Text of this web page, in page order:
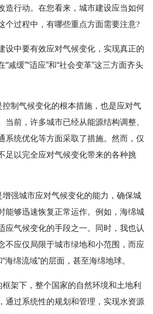
造行动。在您看来，城市建设应当如何
个过程中，有哪些重点方面需要注意?
设中要有效应对气候变化，实现真正的
减缓”“适应”和“社会变革”这三方面齐头
控制气候变化的根本措施，也是应对气
当前，许多城市已经从能源结构调整、
系统优化等方面采取了措施。然而，仅
足以完全应对气候变化带来的各种挑
增强城市应对气候变化的能力，确保城
能够迅速恢复正常运作。例如，海绵城
应气候变化的手段之一。同时，我也认
不应仅局限于城市绿地和小范围，而应
海绵流域”的层面，甚至海绵地球。
框架下，整个国家的自然环境和土地利
通过系统性的规划和管理，实现水资源